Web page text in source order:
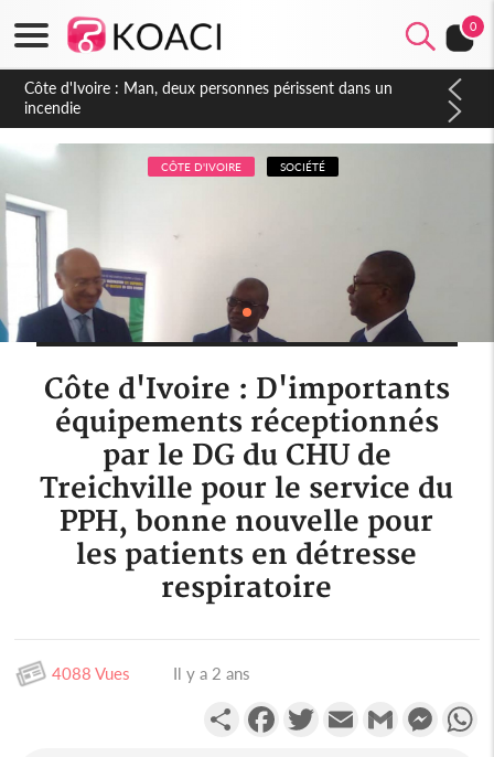
0
Côte d'Ivoire : Séileu, la célébration de la fête nationale
transformée en vaste campagne contre les produits
dépigmentants dangereux
CÔTE D'IVOIRE SOCIÉTÉ
Côte d'Ivoire : D'importants
équipements réceptionnés
par le DG du CHU de
Treichville pour le service du
PPH, bonne nouvelle pour
les patients en détresse
respiratoire
4088 Vues Il y a 2 ans
PartagerFacebookTwitterEmail Gmail